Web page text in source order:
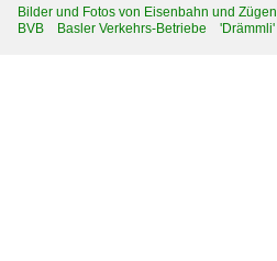
Bilder und Fotos von Eisenbahn und Zügen
BVB Basler Verkehrs-Betriebe 'Drämmli'